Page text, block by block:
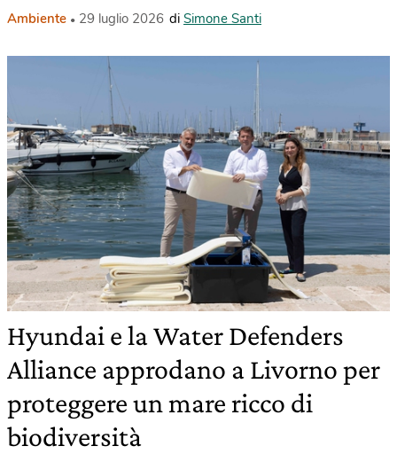
Ambiente 29 luglio 2026 di Simone Santi
Hyundai e la Water Defenders
Alliance approdano a Livorno per
proteggere un mare ricco di
biodiversità